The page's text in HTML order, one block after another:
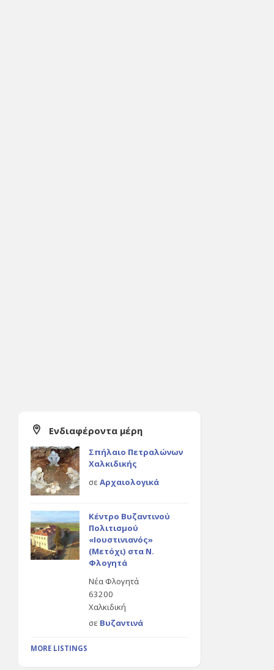
Ενδιαφέροντα μέρη
Σπήλαιο Πετραλώνων
Χαλκιδικής
σε Αρχαιολογικά
Κέντρο Βυζαντινού
Πολιτισμού
«Ιουστινιανός»
(Μετόχι) στα Ν.
Φλογητά
Νέα Φλογητά
63200
Χαλκιδική
σε Βυζαντινά
MORE LISTINGS